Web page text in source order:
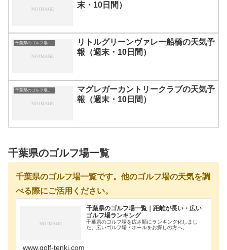
末・10日間）
千葉県のゴルフ場一覧｜距離が長い・広いゴルフ場ランキング
リトルグリーンヴァレー船橋の天気予
報（週末・10日間）
千葉県のゴルフ場一覧｜距離が長い・広いゴルフ場ランキング
マグレガーカントリークラブの天気予
報（週末・10日間）
千葉県のゴルフ場一覧
千葉県のゴルフ場一覧です。他のゴルフ場の天気を調
べる際にご活用ください。
千葉県のゴルフ場一覧｜距離が長い・広い
ゴルフ場ランキング
千葉県のゴルフ場を広さ順にランキング化しまし
た。広いゴルフ場・ホールをお探しの方へ。
www.golf-tenki.com